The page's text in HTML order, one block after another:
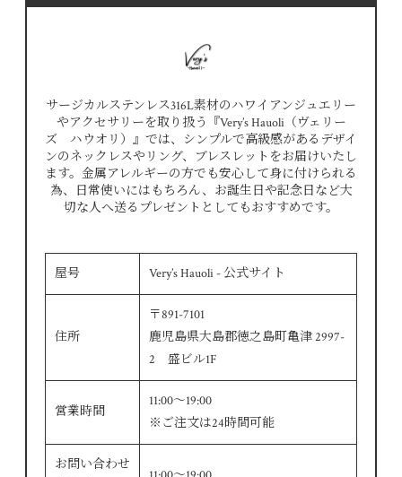
サージカルステンレス316L素材のハワイアンジュエリー
やアクセサリーを取り扱う『Very’s Hauoli（ヴェリー
ズ ハウオリ）』では、シンプルで高級感があるデザイ
ンのネックレスやリング、ブレスレットをお届けいたし
ます。金属アレルギーの方でも安心して身に付けられる
為、日常使いにはもちろん、お誕生日や記念日など大
切な人へ送るプレゼントとしてもおすすめです。
屋号 Very’s Hauoli - 公式サイト
住所
〒891-7101
鹿児島県大島郡徳之島町亀津 2997-
2 盛ビル1F
営業時間
11:00～19:00
※ご注文は24時間可能
お問い合わせ